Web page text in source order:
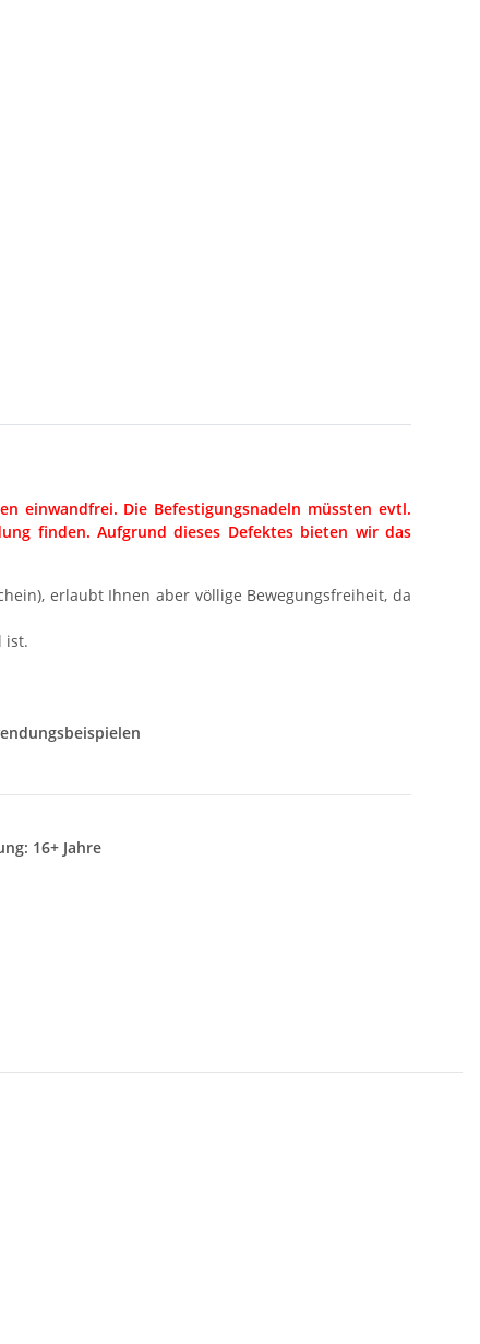
einwandfrei. Die Befestigungsnadeln müssten evtl.
finden. Aufgrund dieses Defektes bieten wir das
erlaubt Ihnen aber völlige Bewegungsfreiheit, da
ist.
16+ Jahre